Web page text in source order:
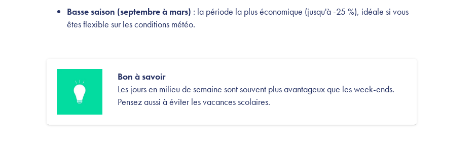
Basse saison (septembre à mars) : la période la plus économique (jusqu'à -25 %), idéale si vous
êtes flexible sur les conditions météo.
Bon à savoir
Les jours en milieu de semaine sont souvent plus avantageux que les week-ends.
Pensez aussi à éviter les vacances scolaires.